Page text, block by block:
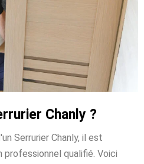
Chanly ?
Serrurier Chanly, il est
qualifié. Voici